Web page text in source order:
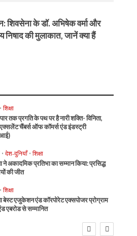
शिवसेना के डॉ. अभिषेक वर्मा और
निषाद की मुलाकात, जानें क्या हैं
• शिक्षा
तक प्रगति के पथ पर है नारी शक्ति- विनिता,
चैंबर्स ऑफ कॉमर्स एंड इंडस्ट्री
• देश-दुनियाँ • शिक्षा
ने अकादमिक प्रतिभा का सम्मान किया: प्रसिद्ध
की जीत
• शिक्षा
बेस्ट एजुकेशन एंड कॉरपोरेट एक्सपोजर प्रोग्राम
एबरोड से सम्मानित